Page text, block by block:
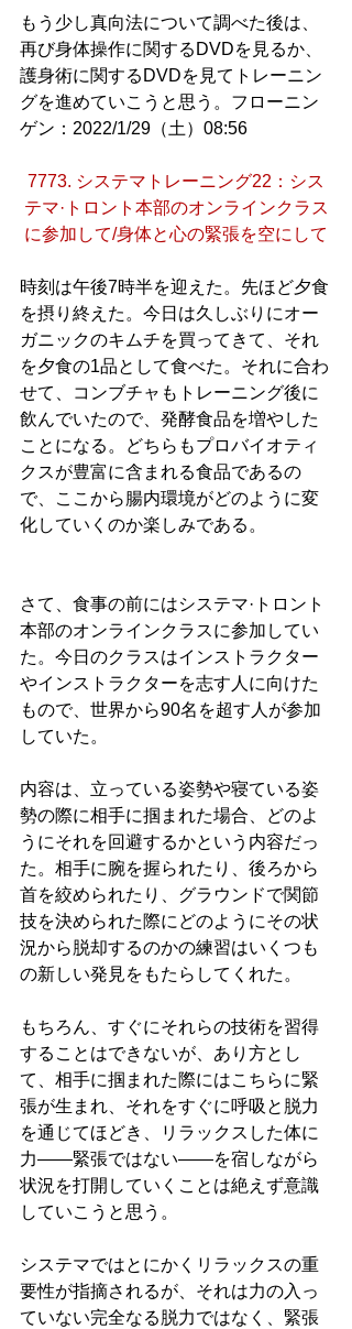
もう少し真向法について調べた後は、
再び身体操作に関するDVDを見るか、
護身術に関するDVDを見てトレーニン
グを進めていこうと思う。フローニン
ゲン：2022/1/29（土）08:56
7773. システマトレーニング22：シス
テマ·トロント本部のオンラインクラス
に参加して/身体と心の緊張を空にして
時刻は午後7時半を迎えた。先ほど夕食
を摂り終えた。今日は久しぶりにオー
ガニックのキムチを買ってきて、それ
を夕食の1品として食べた。それに合わ
せて、コンブチャもトレーニング後に
飲んでいたので、発酵食品を増やした
ことになる。どちらもプロバイオティ
クスが豊富に含まれる食品であるの
で、ここから腸内環境がどのように変
化していくのか楽しみである。
さて、食事の前にはシステマ·トロント
本部のオンラインクラスに参加してい
た。今日のクラスはインストラクター
やインストラクターを志す人に向けた
もので、世界から90名を超す人が参加
していた。
内容は、立っている姿勢や寝ている姿
勢の際に相手に掴まれた場合、どのよ
うにそれを回避するかという内容だっ
た。相手に腕を握られたり、後ろから
首を絞められたり、グラウンドで関節
技を決められた際にどのようにその状
況から脱却するのかの練習はいくつも
の新しい発見をもたらしてくれた。
もちろん、すぐにそれらの技術を習得
することはできないが、あり方とし
て、相手に掴まれた際にはこちらに緊
張が生まれ、それをすぐに呼吸と脱力
を通じてほどき、リラックスした体に
力——緊張ではない——を宿しながら
状況を打開していくことは絶えず意識
していこうと思う。
システマではとにかくリラックスの重
要性が指摘されるが、それは力の入っ
ていない完全なる脱力ではなく、緊張